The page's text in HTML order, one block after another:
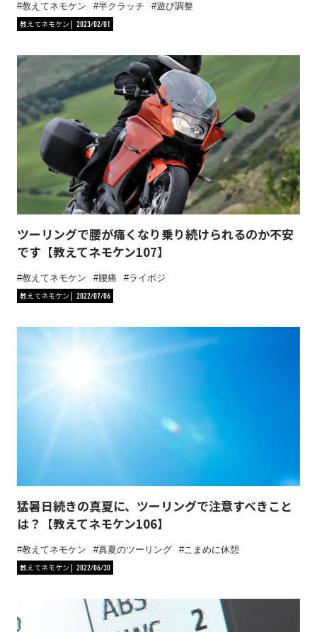
教えてネモケン 半クラッチ
遊び調整
教えてネモケン
2023/02/01
ツーリングで腰が痛くなり乗り続けられるのか不安
です【教えてネモケン107】
教えてネモケン 腰痛
ライポジ
教えてネモケン
2022/07/06
猛暑日続きの真夏に、ツーリングで注意すべきこと
は？【教えてネモケン106】
教えてネモケン 真夏のツーリング
こまめに休憩
教えてネモケン
2022/06/30